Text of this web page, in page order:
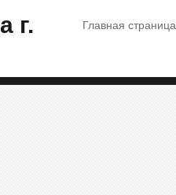
Главная страница